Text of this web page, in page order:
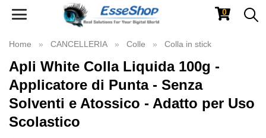
Toggle
0
Home CANCELLERIA Colle Colla in stick
Apli White Colla Liquida 100g -
Applicatore di Punta - Senza
Solventi e Atossico - Adatto per Uso
Scolastico